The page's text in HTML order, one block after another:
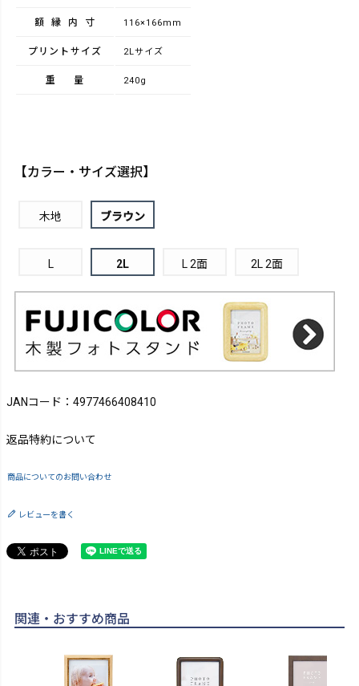
額縁内寸 116×166mm
プリントサイズ 2Lサイズ
重量 240g
【カラー・サイズ選択】
木地 ブラウン
L 2L L 2面 2L 2面
JANコード：4977466408410
返品特約について
商品についてのお問い合わせ
レビューを書く
関連・おすすめ商品